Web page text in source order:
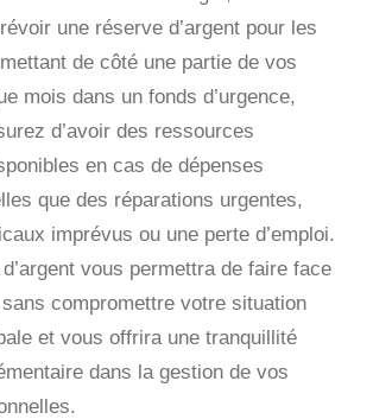
une réserve d’argent pour les
de côté une partie de vos
mois dans un fonds d’urgence,
d’avoir des ressources
en cas de dépenses
que des réparations urgentes,
imprévus ou une perte d’emploi.
vous permettra de faire face
compromettre votre situation
et vous offrira une tranquillité
dans la gestion de vos